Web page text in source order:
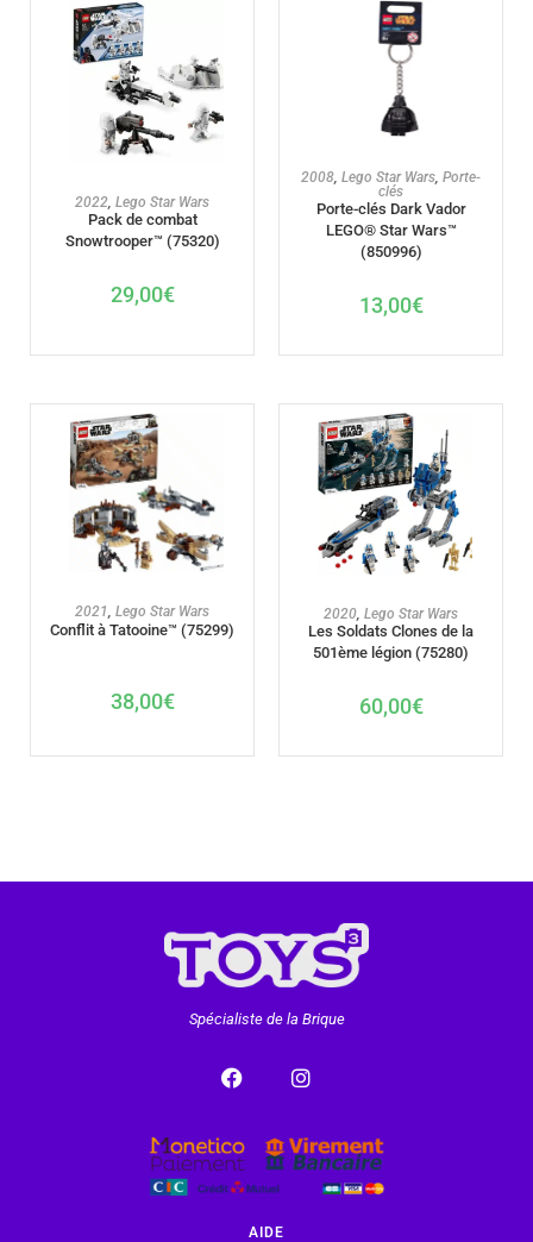
AJOUTER AU PANIER
2022, Lego Star Wars
Pack de combat
Snowtrooper™ (75320)
29,00€
AJOUTER AU PANIER
2008, Lego Star Wars, Porte-
clés
Porte-clés Dark Vador
LEGO® Star Wars™
(850996)
13,00€
AJOUTER AU PANIER
2021, Lego Star Wars
Conflit à Tatooine™ (75299)
38,00€
AJOUTER AU PANIER
2020, Lego Star Wars
Les Soldats Clones de la
501ème légion (75280)
60,00€
Spécialiste de la Brique
AIDE